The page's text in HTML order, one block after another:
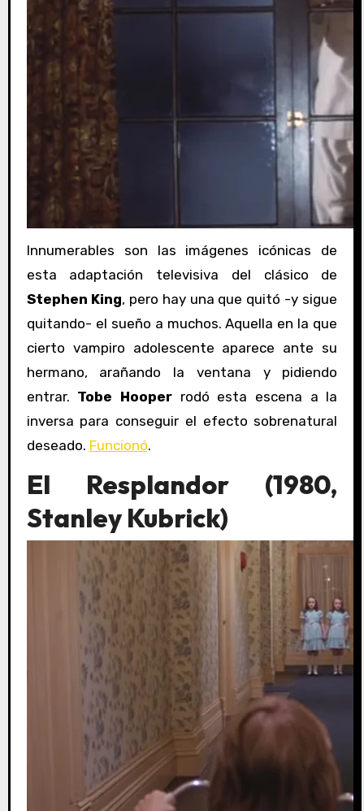
Innumerables son las imágenes icónicas de
esta adaptación televisiva del clásico de
Stephen King, pero hay una que quitó -y sigue
quitando- el sueño a muchos. Aquella en la que
cierto vampiro adolescente aparece ante su
hermano, arañando la ventana y pidiendo
entrar. Tobe Hooperrodó esta escena a la
inversa para conseguir el efecto sobrenatural
deseado. Funcionó.
El Resplandor (1980,
Stanley Kubrick)